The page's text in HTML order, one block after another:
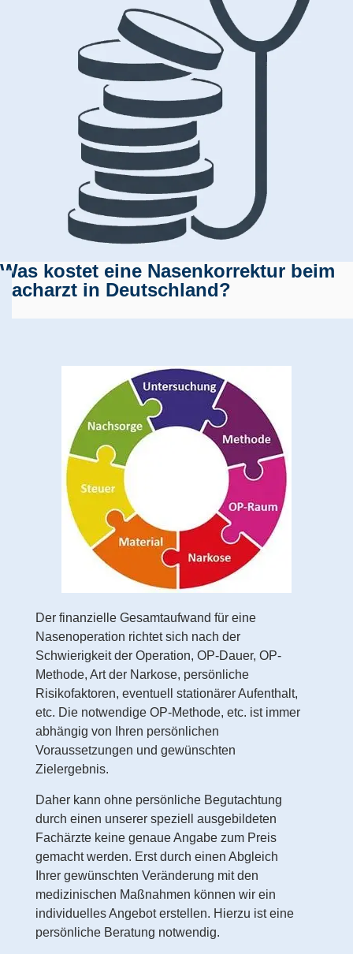
Was kostet eine Nasenkorrektur beim
Facharzt in Deutschland?
Der finanzielle Gesamtaufwand für eine
Nasenoperation richtet sich nach der
Schwierigkeit der Operation, OP-Dauer, OP-
Methode, Art der Narkose, persönliche
Risikofaktoren, eventuell stationärer Aufenthalt,
etc. Die notwendige OP-Methode, etc. ist immer
abhängig von Ihren persönlichen
Voraussetzungen und gewünschten
Zielergebnis.
Daher kann ohne persönliche Begutachtung
durch einen unserer speziell ausgebildeten
Fachärzte keine genaue Angabe zum Preis
gemacht werden. Erst durch einen Abgleich
Ihrer gewünschten Veränderung mit den
medizinischen Maßnahmen können wir ein
individuelles Angebot erstellen. Hierzu ist eine
persönliche Beratung notwendig.